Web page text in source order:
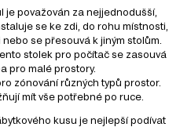
je považován za nejjednodušší,
se ke zdi, do rohu místnosti,
se přesouvá k jiným stolům.
stolek pro počítač se zasouvá
pro malé prostory.
zónování různých typů prostor.
mít vše potřebné po ruce.
kusu je nejlepší podívat